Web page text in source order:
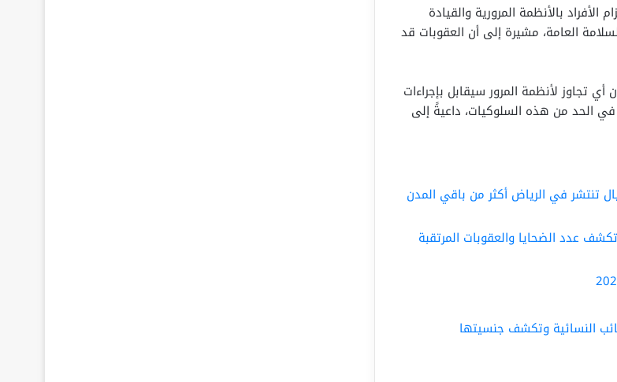
بالأنظمة المرورية والقيادة
العامة، مشيرة إلى أن العقوبات قد
تجاوز لأنظمة المرور سيقابل بإجراءات
في الحد من هذه السلوكيات، داعيةً إلى
يعلن عن مخالفة جديدة بقيمة 60 ألف ريال تنتشر في الرياض أكثر من باقي المدن
عدد الضحايا والعقوبات المرتقبة
النسائية وتكشف جنسيتها